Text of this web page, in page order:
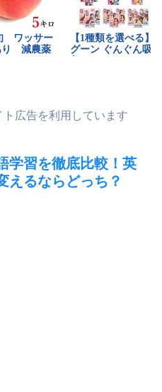
広告を利用しています
学習を徹底比較！英
えるならどっち？